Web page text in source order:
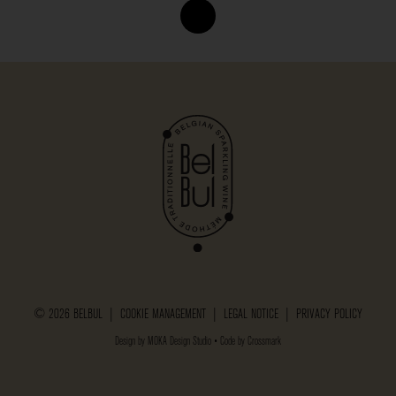
© 2026 BELBUL | COOKIE MANAGEMENT LEGAL NOTICE PRIVACY POLICY
Design by MOKA Design Studio • Code by Crossmark